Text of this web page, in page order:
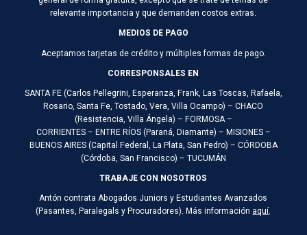
relevante importancia y que demanden costos extras.
MEDIOS DE PAGO
Aceptamos tarjetas de crédito y múltiples formas de pago.
CORRESPONSALES EN
SANTA FE (Carlos Pellegrini, Esperanza, Frank, Las Toscas, Rafaela,
Rosario, Santa Fe, Tostado, Vera, Villa Ocampo) – CHACO
(Resistencia, Villa Ángela) – FORMOSA –
CORRIENTES – ENTRE RÍOS (Paraná, Diamante) – MISIONES –
BUENOS AIRES (Capital Federal, La Plata, San Pedro) – CÓRDOBA
(Córdoba, San Francisco) – TUCUMÁN
TRABAJE CON NOSOTROS
Antón contrata Abogados Juniors y Estudiantes Avanzados
(Pasantes, Paralegals y Procuradores). Más información aquí.